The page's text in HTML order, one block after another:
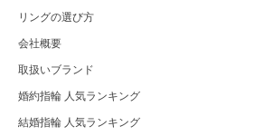
リングの選び方
会社概要
取扱いブランド
婚約指輪 人気ランキング
結婚指輪 人気ランキング